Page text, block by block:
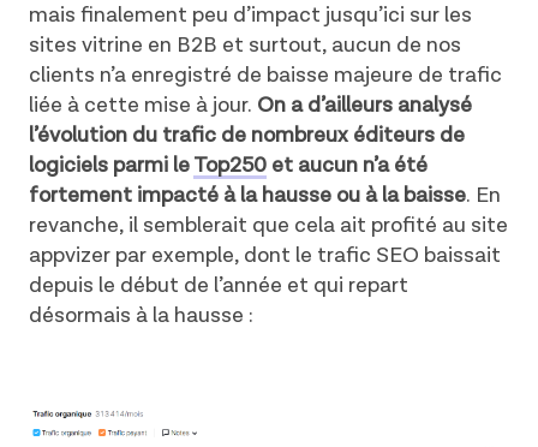
mais finalement peu d’impact jusqu’ici sur les
sites vitrine en B2B et surtout, aucun de nos
clients n’a enregistré de baisse majeure de trafic
liée à cette mise à jour. On a d’ailleurs analysé
l’évolution du trafic de nombreux éditeurs de
logiciels parmi leTop250 et aucun n’a été
fortement impacté à la hausse ou à la baisse. En
revanche, il semblerait que cela ait profité au site
appvizer par exemple, dont le trafic SEO baissait
depuis le début de l’année et qui repart
désormais à la hausse :